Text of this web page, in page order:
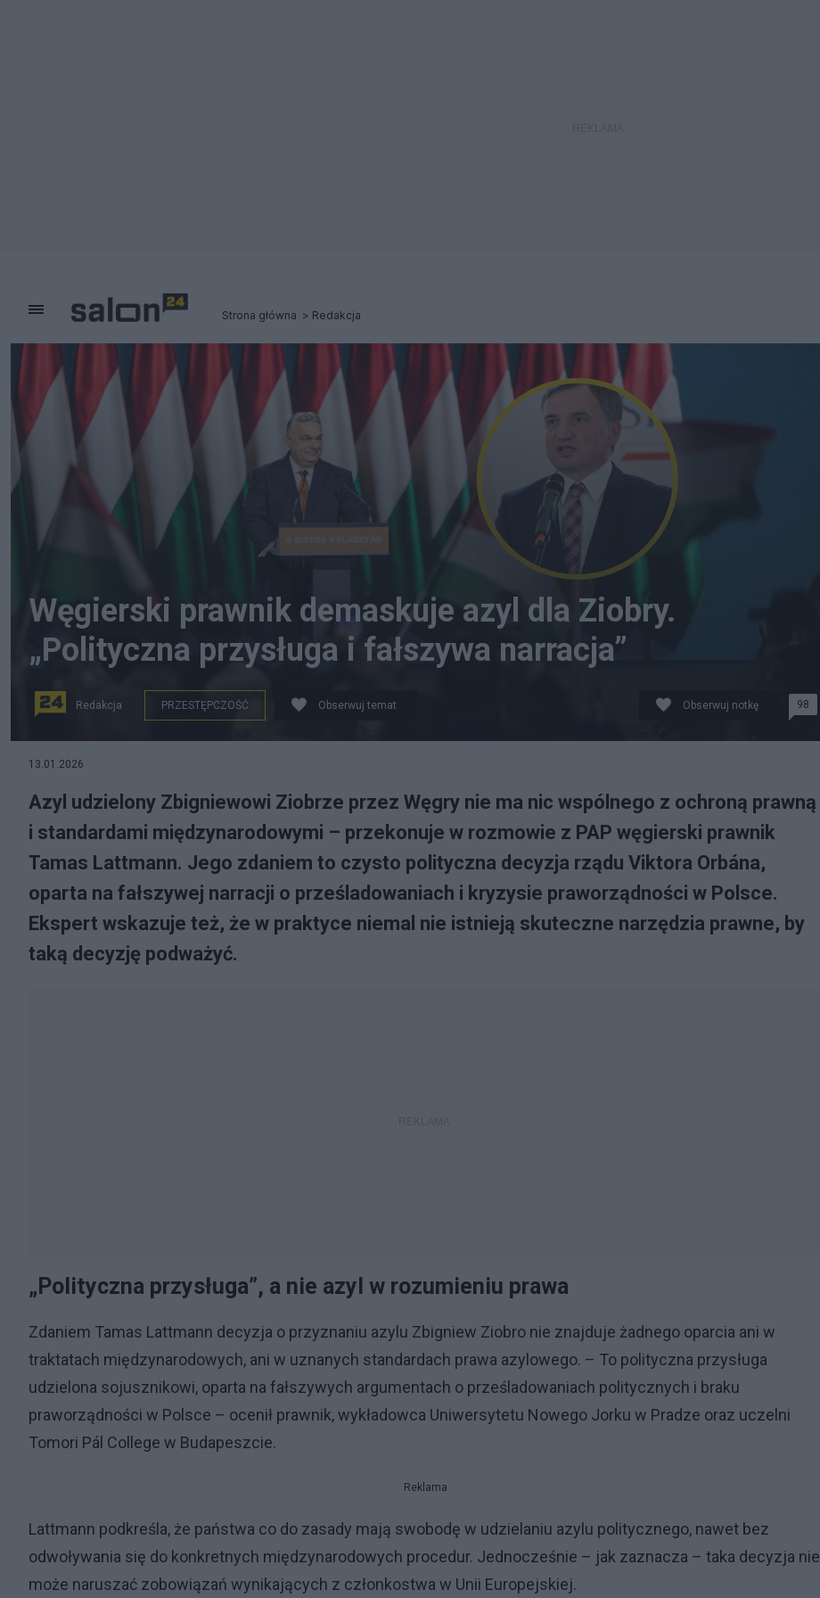
Strona główna Redakcja
Węgierski prawnik demaskuje azyl dla Ziobry.
„Polityczna przysługa i fałszywa narracja”
Redakcja PRZESTĘPCZOŚĆ Obserwuj temat Obserwuj notkę 98
13.01.2026
Azyl udzielony Zbigniewowi Ziobrze przez Węgry nie ma nic wspólnego z ochroną prawną
i standardami międzynarodowymi – przekonuje w rozmowie z PAP węgierski prawnik
Tamas Lattmann. Jego zdaniem to czysto polityczna decyzja rządu Viktora Orbána,
oparta na fałszywej narracji o prześladowaniach i kryzysie praworządności w Polsce.
Ekspert wskazuje też, że w praktyce niemal nie istnieją skuteczne narzędzia prawne, by
taką decyzję podważyć.
„Polityczna przysługa”, a nie azyl w rozumieniu prawa
Zdaniem Tamas Lattmann decyzja o przyznaniu azylu Zbigniew Ziobro nie znajduje żadnego oparcia ani w
traktatach międzynarodowych, ani w uznanych standardach prawa azylowego. – To polityczna przysługa
udzielona sojusznikowi, oparta na fałszywych argumentach o prześladowaniach politycznych i braku
praworządności w Polsce – ocenił prawnik, wykładowca Uniwersytetu Nowego Jorku w Pradze oraz uczelni
Tomori Pál College w Budapeszcie.
Reklama
Lattmann podkreśla, że państwa co do zasady mają swobodę w udzielaniu azylu politycznego, nawet bez
odwoływania się do konkretnych międzynarodowych procedur. Jednocześnie – jak zaznacza – taka decyzja nie
może naruszać zobowiązań wynikających z członkostwa w Unii Europejskiej.